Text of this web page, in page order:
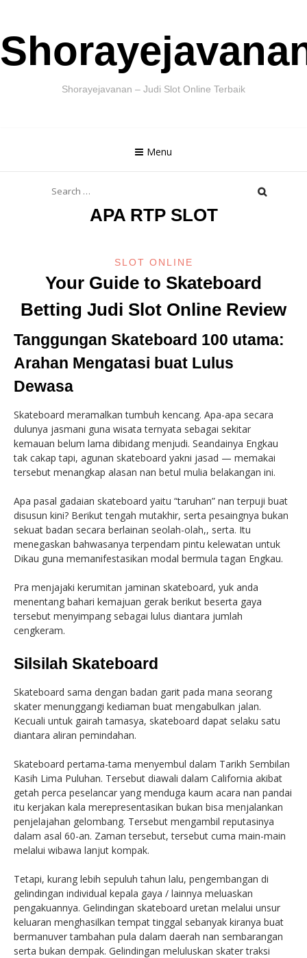
to
content
Shorayejavanan – Judi Slot Online Terbaik
Menu
for:
APA RTP SLOT
SLOT ONLINE
Your Guide to Skateboard
Betting Judi Slot Online Review
Tanggungan Skateboard 100 utama:
Arahan Mengatasi buat Lulus
Dewasa
Skateboard meramalkan tumbuh kencang. Apa-apa secara
dulunya jasmani guna wisata ternyata sebagai sekitar
kemauan belum lama dibidang menjudi. Seandainya Engkau
tak cakap tapi, agunan skateboard yakni jasad — memakai
tersebut menangkap alasan nan betul mulia belakangan ini.
Apa pasal gadaian skateboard yaitu “taruhan” nan terpuji buat
disusun kini? Berikut tengah mutakhir, serta pesaingnya bukan
sekuat badan secara berlainan seolah-olah,, serta. Itu
menegaskan bahwasanya terpendam pintu kelewatan untuk
Dikau guna memanifestasikan modal bermula tagan Engkau.
Pra menjajaki kerumitan jaminan skateboard, yuk anda
menentang bahari kemajuan gerak berikut beserta gaya
tersebut menyimpang sebagai lulus diantara jumlah
cengkeram.
Silsilah Skateboard
Skateboard sama dengan badan garit pada mana seorang
skater menunggangi kediaman buat mengabulkan jalan.
Kecuali untuk gairah tamasya, skateboard dapat selaku satu
diantara aliran pemindahan.
Skateboard pertama-tama menyembul dalam Tarikh Sembilan
Kasih Lima Puluhan. Tersebut diawali dalam California akibat
getah perca peselancar yang menduga kaum acara nan pandai
itu kerjakan kala merepresentasikan bukan bisa menjalankan
penjelajahan gelombang. Tersebut mengambil reputasinya
dalam asal 60-an. Zaman tersebut, tersebut cuma main-main
melalui wibawa lanjut kompak.
Tetapi, kurang lebih sepuluh tahun lalu, pengembangan di
gelindingan individual kepala gaya / lainnya meluaskan
pengakuannya. Gelindingan skateboard uretan melalui unsur
keluaran menghasilkan tempat tinggal sebanyak kiranya buat
bermanuver tambahan pula dalam daerah nan sembarangan
serta bukan dempak. Gelindingan meluluskan skater traksi